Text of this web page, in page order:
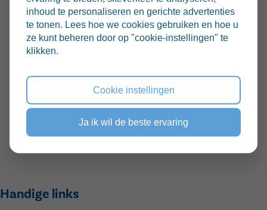
Sint-Pietersaalststraat 82, 9000 Gent
Wat
Rondleiding
Wanneer
Delen via:
Handige links
inhoud te personaliseren en gerichte advertenties
te tonen. Lees hoe we cookies gebruiken en hoe u
ze kunt beheren door op "cookie-instellingen" te
klikken.
Cookie instellingen
Ja ik wil de beste ervaring